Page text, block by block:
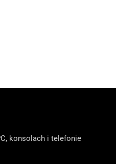
konsolach i telefonie